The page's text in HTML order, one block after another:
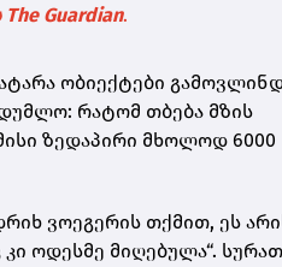
Guardian.
ობიექტები
რატომ თბება მზის
ზედაპირი მხოლოდ 6000
ვოეგერის თქმით, ეს
ოდესმე მიღებულა“.